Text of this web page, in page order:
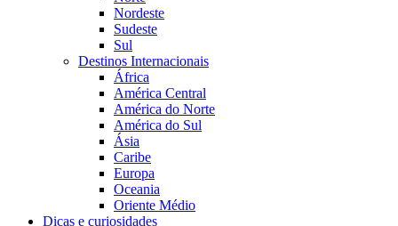
Nordeste
Sudeste
Sul
Destinos Internacionais
África
América Central
América do Norte
América do Sul
Ásia
Caribe
Europa
Oceania
Oriente Médio
Dicas e curiosidades